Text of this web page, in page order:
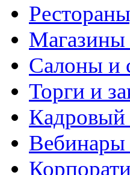
Салоны и
Торги и
Вебинары